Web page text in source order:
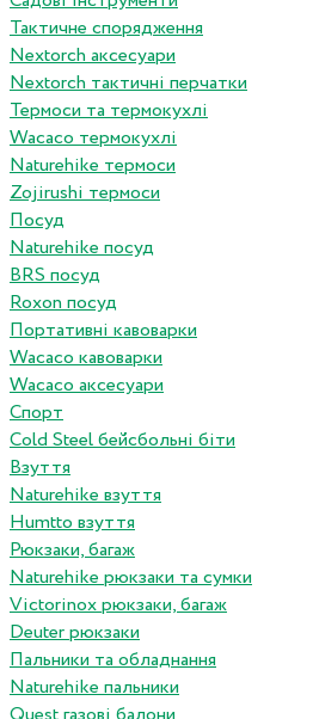
Тактичне спорядження
Nextorch аксесуари
Nextorch тактичні перчатки
Термоси та термокухлі
Wacaco термокухлі
Naturehike термоси
Zojirushi термоси
Посуд
Naturehike посуд
BRS посуд
Roxon посуд
Портативні кавоварки
Wacaco кавоварки
Wacaco аксесуари
Спорт
Cold Steel бейсбольні біти
Взуття
Naturehike взуття
Humtto взуття
Рюкзаки, багаж
Naturehike рюкзаки та сумки
Victorinox рюкзаки, багаж
Deuter рюкзаки
Пальники та обладнання
Naturehike пальники